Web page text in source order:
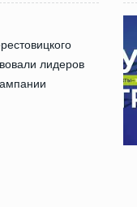
лидеров